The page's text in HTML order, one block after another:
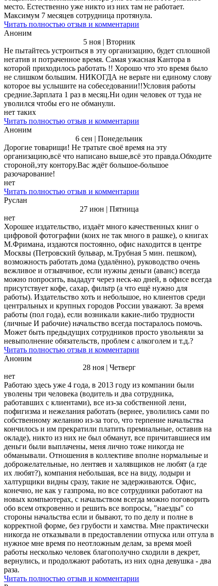
место. Естественно уже никто из них там не работает.
Максимум 7 месяцев сотрудница протянула.
Читать полностью отзыв и комментарии
Аноним
5 ноя | Вторник
Не пытайтесь устроиться в эту организацию, будет сплошной
негатив и потраченное время. Самая ужасная Кантора в
которой приходилось работать !! Хорошо что это время было
не слишком большим. НИКОГДА не верьте ни единому слову
которое вы услышите на собеседовании!!Условия работы
средние.Зарплата 1 раз в месяц.Ни один человек от туда не
уволился чтобы его не обманули.
нет таких
Читать полностью отзыв и комментарии
Аноним
6 сен | Понедельник
Дорогие товарищи! Не тратьте своё время на эту
организацию,всё что написано выше,всё это правда.Обходите
стороной,эту контору.Вас ждёт большое-большое
разочарование!
нет
Читать полностью отзыв и комментарии
Руслан
27 июн | Пятница
нет
Хорошее издательство, издаёт много качественных книг о
цифровой фотографии (коих не так много в рашке), о книгах
М.Фримана, издаются постоянно, офис находится в центре
Москвы (Петровский бульвар, м.Трубная 5 мин. пешком),
возможность работать дома (удалённо), руководство очень
вежливое и отзывчивое, если нужны деньги (аванс) всегда
можно попросить, выдадут через неск-ко дней, в офисе всегда
присутствует кофе, сахар, фильтр (а что ещё нужно для
работы). Издательство хоть и небольшое, но клиентов среди
центральных и крупных городов России уважают. За время
работы (пол года), если возникали какие-либо трудности
(личные И рабочие) начальство всегда постаралось помочь.
Может быть предыдущих сотрудников просто увольняли за
невыполнение обязательств, проблем с алкоголем и т.д.?
Читать полностью отзыв и комментарии
Аноним
28 ноя | Четверг
нет
Работаю здесь уже 4 года, в 2013 году из компании были
уволены три человека (водитель и два сотрудника,
работавших с клиентами), все из-за собственной лени,
пофигизма и нежелания работать (вернее, уволились сами по
собственному желанию из-за того, что терпение начальства
кончилось и им прекратили платить премиальные, оставив на
окладе), никто из них не был обманут, все причитавшиеся им
деньги были выплачены, меня лично тоже никогда не
обманывали. Отношения в коллективе вполне нормальные и
доброжелательные, но лентяев и халявщиков не любят (а где
их любят?), компания небольшая, все на виду, лодыри и
халтурщики видны сразу, такие не задерживаются. Офис,
конечно, не как у газпрома, но все сотрудники работают на
новых компьютерах, с начальством всегда можно поговорить
обо всем откровенно и решить все вопросы, "наезды" со
стороны начальства если и бывают, то по делу и полне в
корректной форме, без грубости и хамства. Мне практически
никогда не отказывали в предоставлении отпуска или отгула в
нужное мне время по неотложным делам, за время моей
работы несколько человек благополучно сходили в декрет,
вернулись, и продолжают работать, из них одна девушка - два
раза.
Читать полностью отзыв и комментарии